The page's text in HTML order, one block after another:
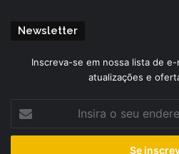
Newsletter
Inscreva-se em nossa lista de
atualizações e
seu